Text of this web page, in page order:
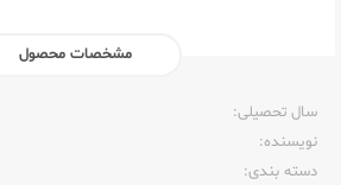
مشخصات محصول
سال تحصیلی:‌
نویسنده:‌
دسته بندی: